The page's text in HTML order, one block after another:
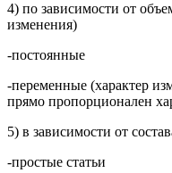
4) по зависимости от
изменения)
-постоянные
-переменные (характер
прямо пропорционален
5) в зависимости от
-простые статьи